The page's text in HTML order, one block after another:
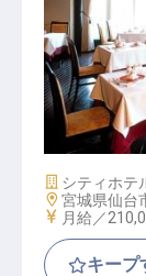
フロント
施設業態
シティホテ
勤務地
宮城県仙台
給与
月給／
キープ